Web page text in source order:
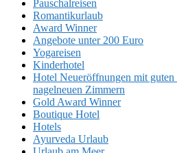
Pauschalreisen
Romantikurlaub
Award Winner
Angebote unter 200 Euro
Yogareisen
Kinderhotel
Hotel Neueröffnungen mit
nagelneuen Zimmern
Gold Award Winner
Boutique Hotel
Hotels
Ayurveda Urlaub